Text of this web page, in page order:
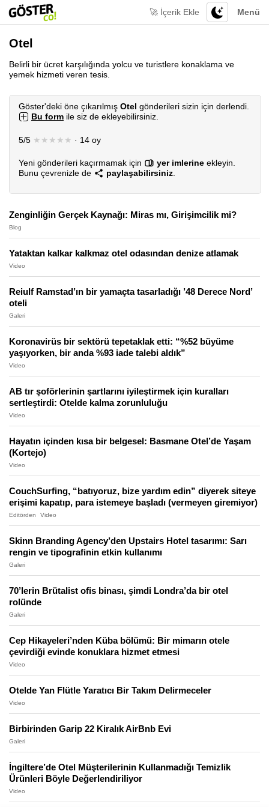
Menü
🚀 İçerik Ekle
Otel
Belirli bir ücret karşılığında yolcu ve turistlere konaklama ve
yemek hizmeti veren tesis.
Göster'deki öne çıkarılmış Otel gönderileri sizin için derlendi.
Bu form ile siz de ekleyebilirsiniz.
5/5 ★★★★★ · 14 oy
Yeni gönderileri kaçırmamak için yer imlerine ekleyin.
Bunu çevrenizle de
paylaşabilirsiniz
Zenginliğin Gerçek Kaynağı: Miras mı, Girişimcilik mi?
Blog
Yataktan kalkar kalkmaz otel odasından denize atlamak
Video
Reiulf Ramstad’ın bir yamaçta tasarladığı ’48 Derece Nord’
oteli
Galeri
Koronavirüs bir sektörü tepetaklak etti: “%52 büyüme
yaşıyorken, bir anda %93 iade talebi aldık”
Video
AB tır şoförlerinin şartlarını iyileştirmek için kuralları
sertleştirdi: Otelde kalma zorunluluğu
Video
Hayatın içinden kısa bir belgesel: Basmane Otel’de Yaşam
(Kortejo)
Video
CouchSurfing, “batıyoruz, bize yardım edin” diyerek siteye
erişimi kapatıp, para istemeye başladı (vermeyen giremiyor)
Editörden Video
Skinn Branding Agency’den Upstairs Hotel tasarımı: Sarı
rengin ve tipografinin etkin kullanımı
Galeri
70’lerin Brütalist ofis binası, şimdi Londra’da bir otel
rolünde
Galeri
Cep Hikayeleri’nden Küba bölümü: Bir mimarın otele
çevirdiği evinde konuklara hizmet etmesi
Video
Otelde Yan Flütle Yaratıcı Bir Takım Delirmeceler
Video
Birbirinden Garip 22 Kiralık AirBnb Evi
Galeri
İngiltere’de Otel Müşterilerinin Kullanmadığı Temizlik
Ürünleri Böyle Değerlendiriliyor
Video